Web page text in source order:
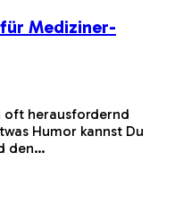
Mediziner-
oft herausfordernd
Humor kannst Du
den…